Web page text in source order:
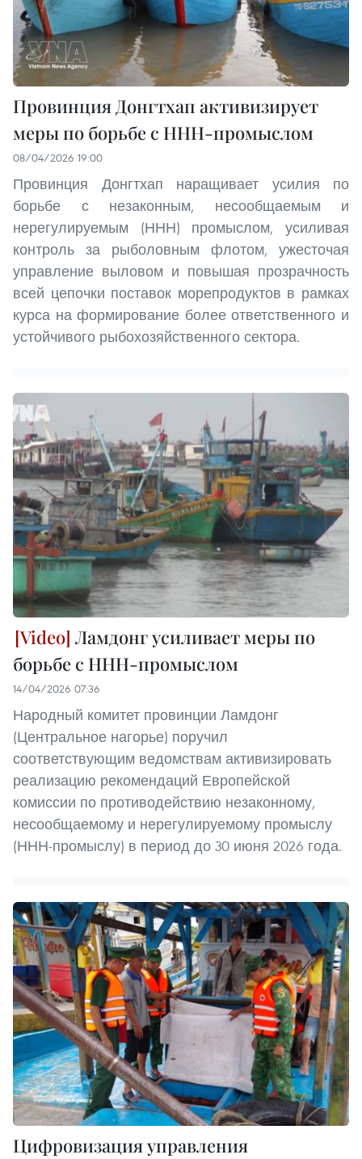
Провинция Донгтхап активизирует
меры по борьбе с ННН-промыслом
08/04/2026 19:00
Провинция Донгтхап наращивает усилия по
борьбе с незаконным, несообщаемым и
нерегулируемым (ННН) промыслом, усиливая
контроль за рыболовным флотом, ужесточая
управление выловом и повышая прозрачность
всей цепочки поставок морепродуктов в рамках
курса на формирование более ответственного и
устойчивого рыбохозяйственного сектора.
Ламдонг усиливает меры по
борьбе с ННН-промыслом
14/04/2026 07:36
Народный комитет провинции Ламдонг
(Центральное нагорье) поручил
соответствующим ведомствам активизировать
реализацию рекомендаций Европейской
комиссии по противодействию незаконному,
несообщаемому и нерегулируемому промыслу
(ННН-промыслу) в период до 30 июня 2026 года.
Цифровизация управления